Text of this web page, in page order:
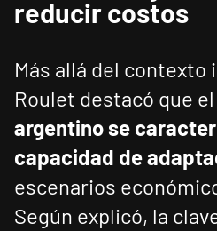
reducir costos
Más allá del contexto
Roulet destacó que el
argentino se
capacidad de
escenarios
Según explicó, la